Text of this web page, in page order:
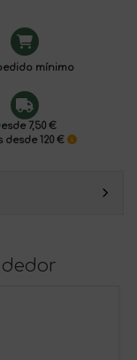
mínimo
7,50 €
desde 120 €